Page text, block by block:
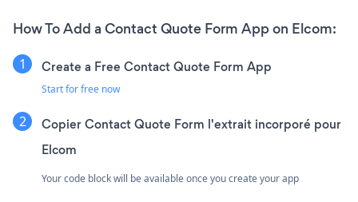
How To Add a Contact Quote Form App on Elcom:
Create a Free Contact Quote Form App
Start for free now
Copier Contact Quote Form l'extrait incorporé pour
Elcom
Your code block will be available once you create your app